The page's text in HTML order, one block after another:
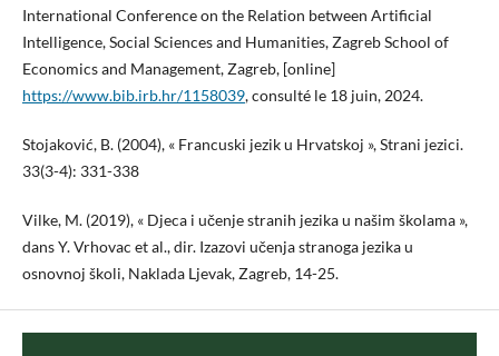
International Conference on the Relation between Artificial
Intelligence, Social Sciences and Humanities, Zagreb School of
Economics and Management, Zagreb, [online]
https://www.bib.irb.hr/1158039, consulté le 18 juin, 2024.
Stojaković, B. (2004), « Francuski jezik u Hrvatskoj », Strani jezici.
33(3-4): 331-338
Vilke, M. (2019), « Djeca i učenje stranih jezika u našim školama »,
dans Y. Vrhovac et al., dir. Izazovi učenja stranoga jezika u
osnovnoj školi, Naklada Ljevak, Zagreb, 14-25.